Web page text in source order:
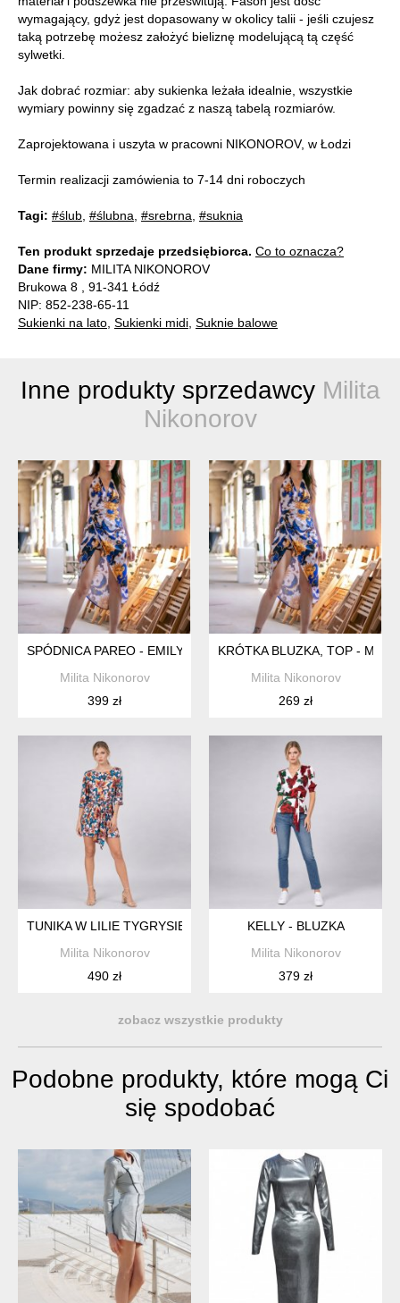
wymagający, gdyż jest dopasowany w okolicy talii - jeśli czujesz
taką potrzebę możesz założyć bieliznę modelującą tą część
sylwetki.
Jak dobrać rozmiar: aby sukienka leżała idealnie, wszystkie
wymiary powinny się zgadzać z naszą tabelą rozmiarów.
Zaprojektowana i uszyta w pracowni NIKONOROV, w Łodzi
Termin realizacji zamówienia to 7-14 dni roboczych
Tagi: #ślub #ślubna #srebrna #suknia
Ten produkt sprzedaje przedsiębiorca. Co to oznacza?
Dane firmy: MILITA NIKONOROV
Brukowa 8 , 91-341 Łódź
NIP: 852-238-65-11
Sukienki na lato Sukienki midi Suknie balowe
Inne produkty sprzedawcy Milita
Nikonorov
SPÓDNICA PAREO - EMILY SKY PARADE
Milita Nikonorov
399 zł
KRÓTKA BLUZKA, TOP - MAJA
Milita Nikonorov
269 zł
TUNIKA W LILIE TYGRYSIE
Milita Nikonorov
490 zł
KELLY - BLUZKA
Milita Nikonorov
379 zł
zobacz wszystkie produkty
Podobne produkty, które mogą Ci
się spodobać